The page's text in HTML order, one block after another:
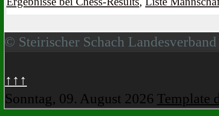
© Steirischer Schach Landesverband
↑↑↑
Sonntag, 09. August 2026 Template